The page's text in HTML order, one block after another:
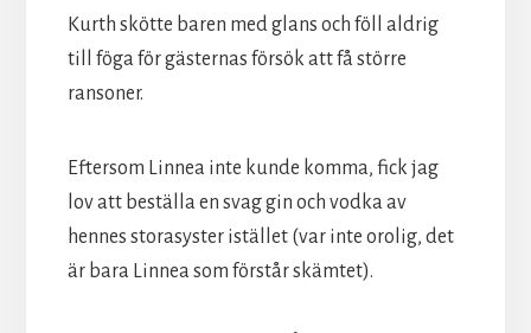
Kurth skötte baren med glans och föll aldrig
till föga för gästernas försök att få större
ransoner.
Eftersom Linnea inte kunde komma, fick jag
lov att beställa en svag gin och vodka av
hennes storasyster istället (var inte orolig, det
är bara Linnea som förstår skämtet).